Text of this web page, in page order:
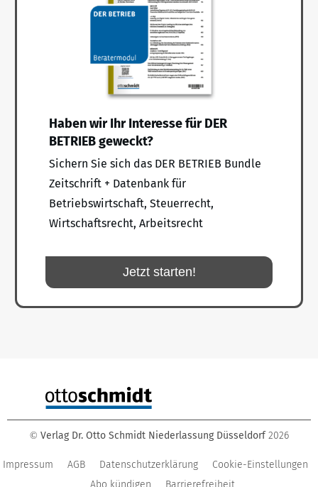
Haben wir Ihr Interesse für DER
BETRIEB geweckt?
Sichern Sie sich das DER BETRIEB Bundle
Zeitschrift + Datenbank für
Betriebswirtschaft, Steuerrecht,
Wirtschaftsrecht, Arbeitsrecht
Jetzt starten!
© Verlag Dr. Otto Schmidt Niederlassung Düsseldorf 2026
Impressum AGB Datenschutzerklärung
Cookie-Einstellungen